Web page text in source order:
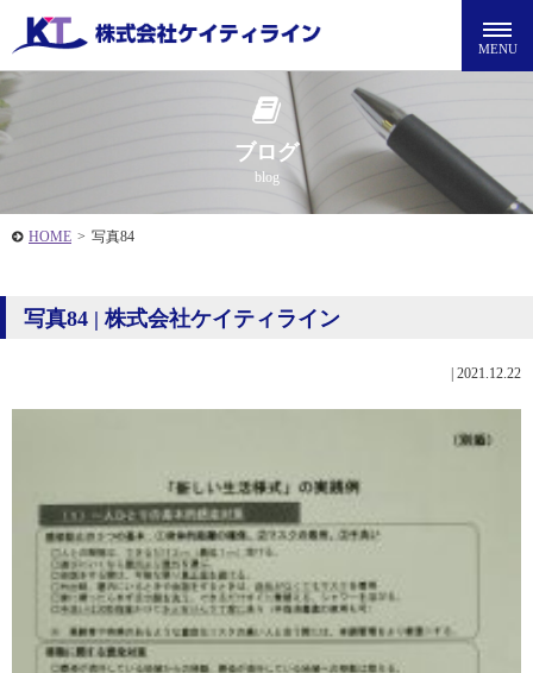
ブログ
blog
HOME > 写真84
写真84 | 株式会社ケイティライン
2021.12.22